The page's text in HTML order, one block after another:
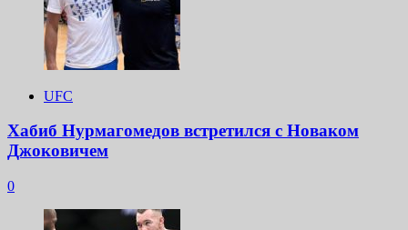
UFC
Хабиб Нурмагомедов встретился с Новаком
Джоковичем
0